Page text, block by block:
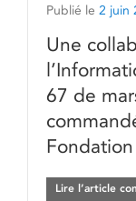
Publié le 2 juin
Une
67 de
Lire l’article